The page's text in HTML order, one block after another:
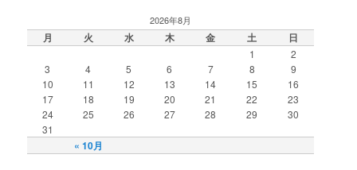
2026年8月
月 火 水 木 金 土 日
« 10月
1
2
3
4 5 6 7 8
9
10
11 12 13 14 15
16
17
18 19 20 21 22
23
24
25 26 27 28 29
30
31